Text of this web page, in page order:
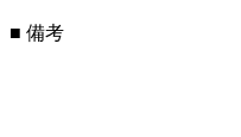
■ 備考